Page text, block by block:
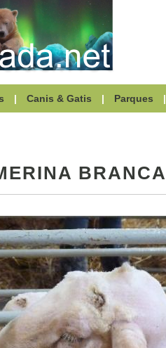
| Canis & Gatis | Parques |
BRANCA